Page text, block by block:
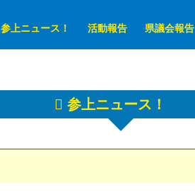
参上ニュース！ 活動報告 県議会報告
参上ニュース！